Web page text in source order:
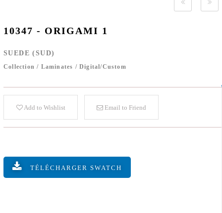
10347 - ORIGAMI 1
SUEDE (SUD)
Collection / Laminates / Digital/Custom
Add to Wishlist Email to Friend
TÉLÉCHARGER SWATCH